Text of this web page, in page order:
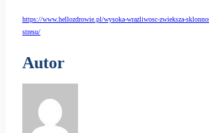
https://www.hellozdrowie.pl/wysoka-wrazliwosc-zwieksza-
stresu/
Autor